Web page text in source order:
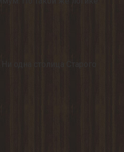
одна столица Старого